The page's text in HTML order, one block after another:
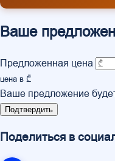
Ваше
Предложенная цена
цена в ₾
Ваше предложение
Подтвердить
Поделиться в